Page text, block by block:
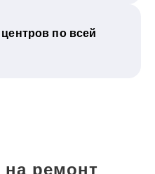
по всей
на ремонт